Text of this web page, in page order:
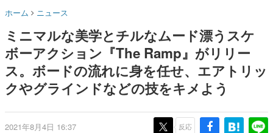
名作ゲームクリエイターの方々に製作時のエピソードをお
きます。
赫本
この物語を解いてはいけない。『赫本』は、〈試験問題〉
の形をした短編ホラー小説集です。
これからのデジタルゲーム市場を担う若きクリエイター達
の姿を追い、彼らのルーツと情熱を探っていきます。
「gamescom」のオープニング
ナイトライブにてディレクター
の浜口直樹氏が登壇する予定
ホーム ニュース
ミニマルな美学とチルなムード漂うスケ
ボーアクション『The Ramp』がリリー
ス。ボードの流れに身を任せ、エアトリッ
クやグラインドなどの技をキメよう
2021年8月4日 16:37 反応